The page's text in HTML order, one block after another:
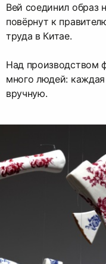
Вей соединил образ
повёрнут к
труда в Китае.
Над производством
много людей:
вручную.